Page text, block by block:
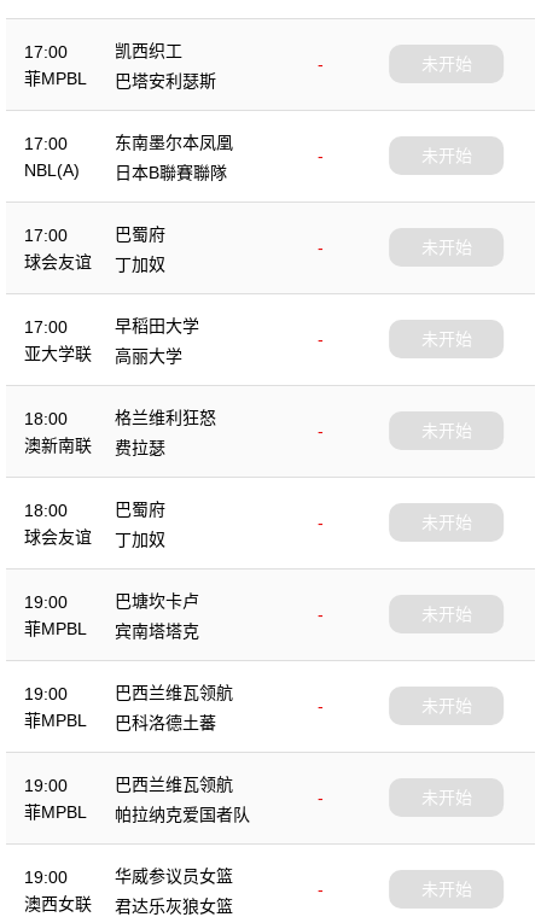
17:00
菲MPBL
凯西织工
-
巴塔安利瑟斯
未开始
17:00
NBL(A)
东南墨尔本凤凰
-
日本B聯賽聯隊
未开始
17:00
球会友谊
巴蜀府
-
丁加奴
未开始
17:00
亚大学联
早稻田大学
-
高丽大学
未开始
18:00
澳新南联
格兰维利狂怒
-
费拉瑟
未开始
18:00
球会友谊
巴蜀府
-
丁加奴
未开始
19:00
菲MPBL
巴塘坎卡卢
-
宾南塔塔克
未开始
19:00
菲MPBL
巴西兰维瓦领航
-
巴科洛德土蕃
未开始
19:00
菲MPBL
巴西兰维瓦领航
-
帕拉纳克爱国者队
未开始
19:00
澳西女联
华威参议员女篮
-
君达乐灰狼女篮
未开始